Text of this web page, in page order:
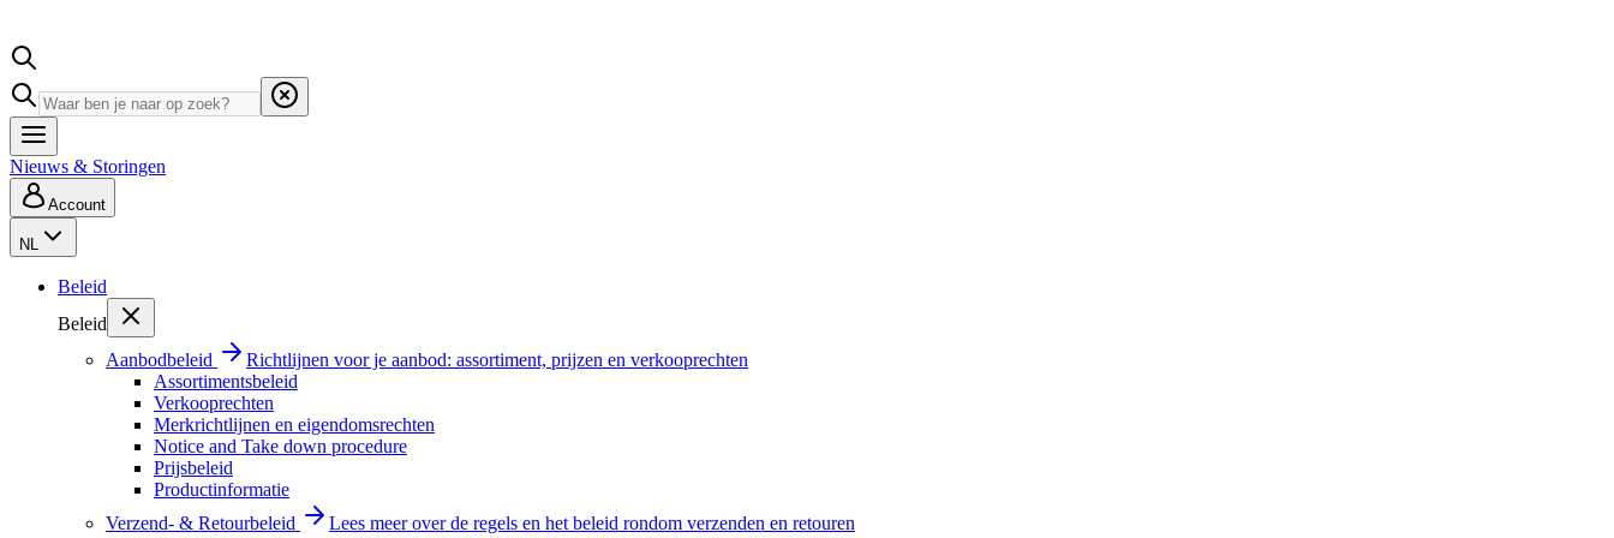
Nieuws & Storingen
Account
NL
Beleid
Beleid
Aanbodbeleid
Richtlijnen voor je aanbod: assortiment, prijzen en verkooprechten
Assortimentsbeleid
Verkooprechten
Merkrichtlijnen en eigendomsrechten
Notice and Take down procedure
Prijsbeleid
Productinformatie
Verzend- & Retourbeleid
Lees meer over de regels en het beleid rondom verzenden en retouren